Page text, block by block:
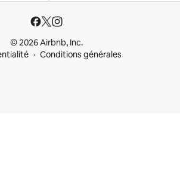
© 2026 Airbnb, Inc.
Conditions générales